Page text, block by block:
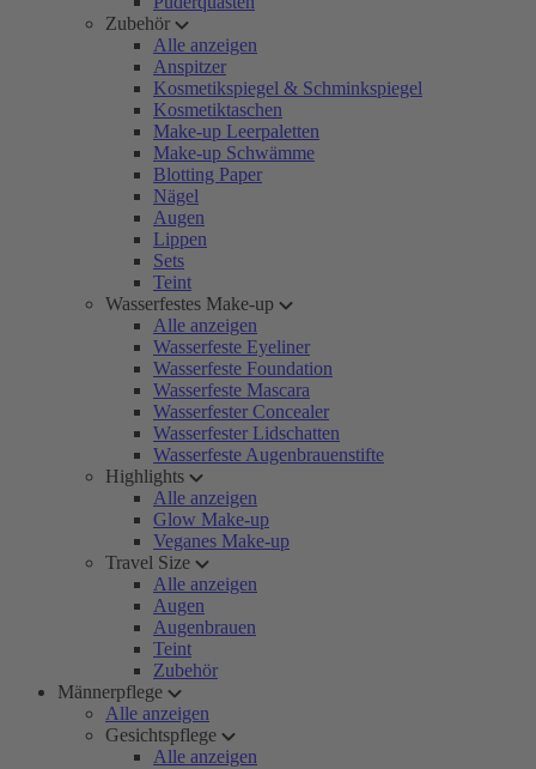
Zubehör
Alle anzeigen
Anspitzer
Kosmetikspiegel & Schminkspiegel
Kosmetiktaschen
Make-up Leerpaletten
Make-up Schwämme
Blotting Paper
Nägel
Augen
Lippen
Sets
Teint
Wasserfestes Make-up
Alle anzeigen
Wasserfeste Eyeliner
Wasserfeste Foundation
Wasserfeste Mascara
Wasserfester Concealer
Wasserfester Lidschatten
Wasserfeste Augenbrauenstifte
Highlights
Alle anzeigen
Glow Make-up
Veganes Make-up
Travel Size
Alle anzeigen
Augen
Augenbrauen
Teint
Zubehör
Männerpflege
Alle anzeigen
Gesichtspflege
Alle anzeigen